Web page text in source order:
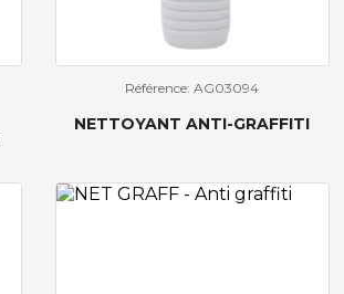
Référence: AG03094
NETTOYANT ANTI-GRAFFITI